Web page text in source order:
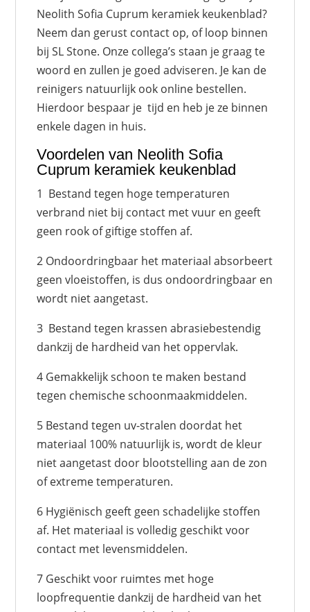
Neolith Sofia Cuprum keramiek keukenblad?
Neem dan gerust contact op, of loop binnen
bij SL Stone. Onze collega’s staan je graag te
woord en zullen je goed adviseren. Je kan de
reinigers natuurlijk ook online bestellen.
Hierdoor bespaar je tijd en heb je ze binnen
enkele dagen in huis.
Voordelen van Neolith Sofia
Cuprum keramiek keukenblad
1 Bestand tegen hoge temperaturen
verbrand niet bij contact met vuur en geeft
geen rook of giftige stoffen af.
2 Ondoordringbaar het materiaal absorbeert
geen vloeistoffen, is dus ondoordringbaar en
wordt niet aangetast.
3 Bestand tegen krassen abrasiebestendig
dankzij de hardheid van het oppervlak.
4 Gemakkelijk schoon te maken bestand
tegen chemische schoonmaakmiddelen.
5 Bestand tegen uv-stralen doordat het
materiaal 100% natuurlijk is, wordt de kleur
niet aangetast door blootstelling aan de zon
of extreme temperaturen.
6 Hygiënisch geeft geen schadelijke stoffen
af. Het materiaal is volledig geschikt voor
contact met levensmiddelen.
7 Geschikt voor ruimtes met hoge
loopfrequentie dankzij de hardheid van het